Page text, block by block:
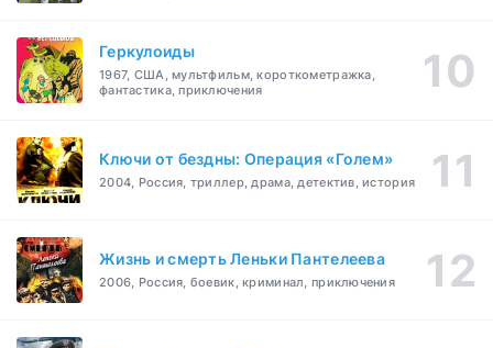
Геркулоиды
1967, США, мультфильм, короткометражка,
фантастика, приключения
Ключи от бездны: Операция «Голем»
2004, Россия, триллер, драма, детектив, история
Жизнь и смерть Леньки Пантелеева
2006, Россия, боевик, криминал, приключения